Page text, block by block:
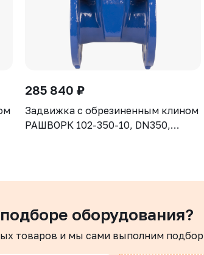
285 840 ₽
Задвижка с обрезиненным клином
РАШВОРК 102-350-10, DN350,
оборудования?
товаров и мы сами выполним подбор